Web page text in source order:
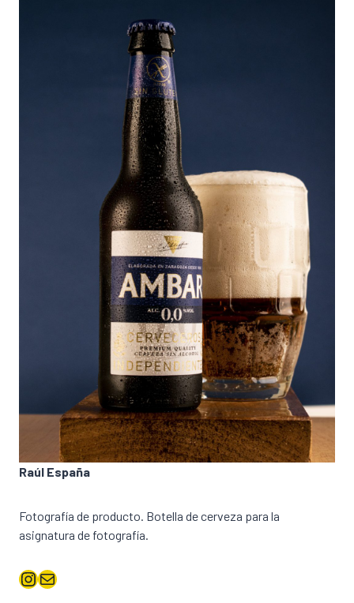
Raúl España
Fotografía de producto. Botella de cerveza para la
asignatura de fotografía.
InstagramCorreo electrónico